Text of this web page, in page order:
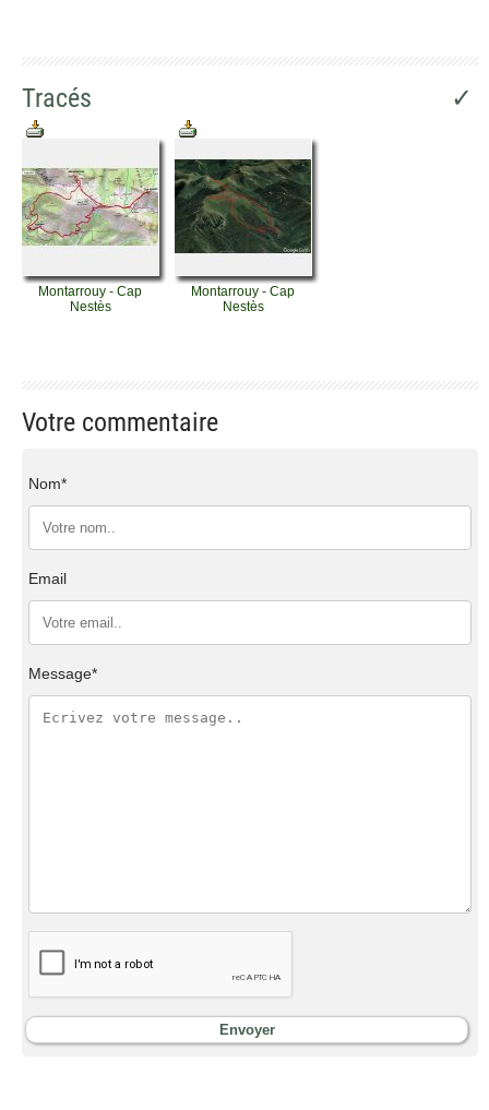
Tracés ✓
Montarrouy - Cap
Nestès
Montarrouy - Cap
Nestès
Votre commentaire
Nom*
Email
Message*